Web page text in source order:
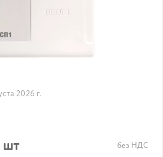
2026 г.
шт без НДС